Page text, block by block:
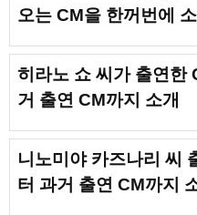
오는 CM을 한꺼번에
히라노 쇼 씨가 출연한
거 출연 CM까지 소개
니노미야 카즈나리 씨
터 과거 출연 CM까지